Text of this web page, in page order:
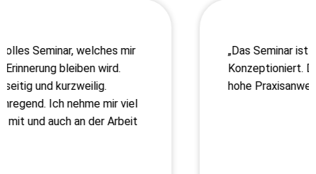
„Das Seminar ist sehr praxisorientiert
Konzeptioniert. Dies ermöglicht mir eine
hohe Praxisanwendung.“